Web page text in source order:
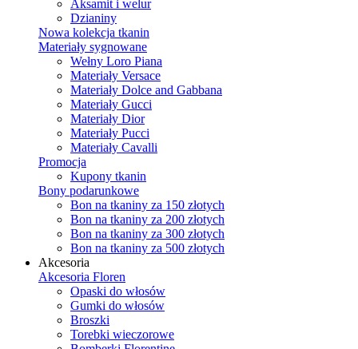
Aksamit i welur
Dzianiny
Nowa kolekcja tkanin
Materiały sygnowane
Wełny Loro Piana
Materiały Versace
Materiały Dolce and Gabbana
Materiały Gucci
Materiały Dior
Materiały Pucci
Materiały Cavalli
Promocja
Kupony tkanin
Bony podarunkowe
Bon na tkaniny za 150 złotych
Bon na tkaniny za 200 złotych
Bon na tkaniny za 300 złotych
Bon na tkaniny za 500 złotych
Akcesoria
Akcesoria Floren
Opaski do włosów
Gumki do włosów
Broszki
Torebki wieczorowe